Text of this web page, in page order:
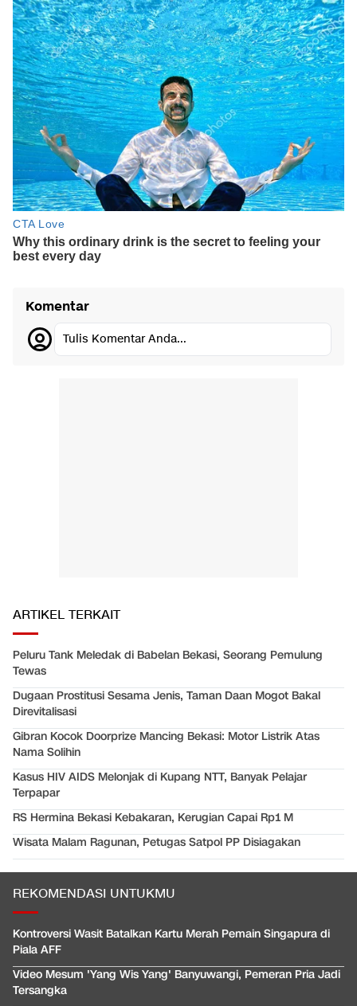
Komentar
Tulis Komentar Anda...
ARTIKEL TERKAIT
Peluru Tank Meledak di Babelan Bekasi, Seorang Pemulung
Tewas
Dugaan Prostitusi Sesama Jenis, Taman Daan Mogot Bakal
Direvitalisasi
Gibran Kocok Doorprize Mancing Bekasi: Motor Listrik Atas
Nama Solihin
Kasus HIV AIDS Melonjak di Kupang NTT, Banyak Pelajar
Terpapar
RS Hermina Bekasi Kebakaran, Kerugian Capai Rp1 M
Wisata Malam Ragunan, Petugas Satpol PP Disiagakan
REKOMENDASI UNTUKMU
Kontroversi Wasit Batalkan Kartu Merah Pemain Singapura di
Piala AFF
Video Mesum 'Yang Wis Yang' Banyuwangi, Pemeran Pria Jadi
Tersangka